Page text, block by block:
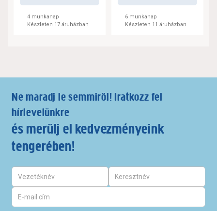
4 munkanap
Készleten 17 áruházban
6 munkanap
Készleten 11 áruházban
Ne maradj le semmiről! Iratkozz fel
hírlevelünkre
és merülj el kedvezményeink
tengerében!